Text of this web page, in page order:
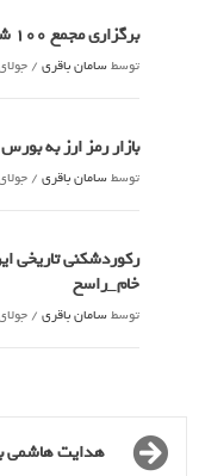
برگزاری مجمع 100 شرکت بورسی در زمان اضافه_راسخ
توسطسامان باقری / جولای 26,
بازار رمز ارز به
توسطسامان باقری / جولای 26,
خام_راسخ
توسطسامان باقری / جولای 25,
هدایت هاشمی